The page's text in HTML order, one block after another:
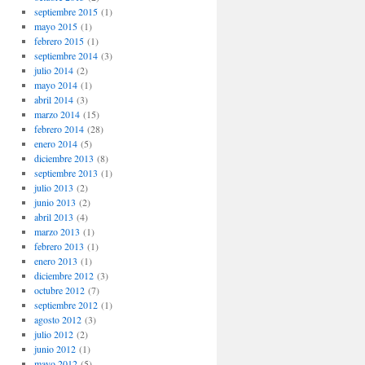
septiembre 2015(1)
mayo 2015(1)
febrero 2015(1)
septiembre 2014(3)
julio 2014(2)
mayo 2014(1)
abril 2014(3)
marzo 2014(15)
febrero 2014(28)
enero 2014(5)
diciembre 2013 (8)
septiembre 2013 (1)
julio 2013 (2)
junio 2013 (2)
abril 2013 (4)
marzo 2013 (1)
febrero 2013 (1)
enero 2013 (1)
diciembre 2012(3)
octubre 2012(7)
septiembre 2012(1)
agosto 2012(3)
julio 2012(2)
junio 2012(1)